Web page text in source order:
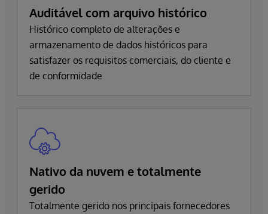
Auditável com arquivo histórico
Histórico completo de alterações e
armazenamento de dados históricos para
satisfazer os requisitos comerciais, do cliente e
de conformidade
Nativo da nuvem e totalmente
gerido
Totalmente gerido nos principais fornecedores